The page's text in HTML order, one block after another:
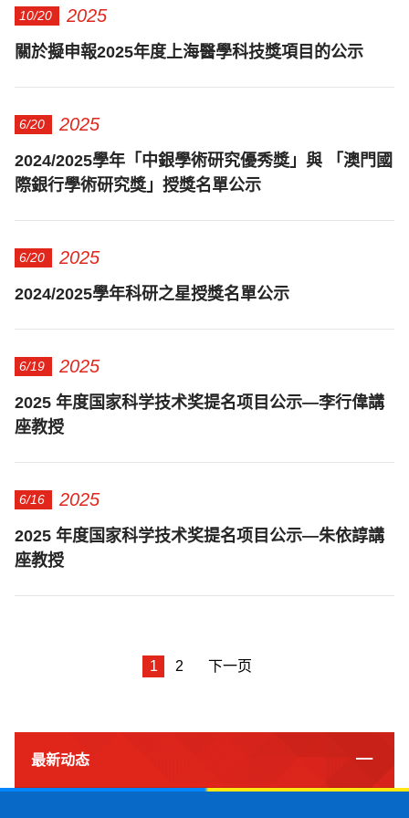
10/20 2025
關於擬申報2025年度上海醫學科技獎項目的公示
6/20 2025
2024/2025學年「中銀學術研究優秀獎」與 「澳門國
際銀行學術研究獎」授獎名單公示
6/20 2025
2024/2025學年科研之星授獎名單公示
6/19 2025
2025 年度国家科学技术奖提名项目公示—李行偉講
座教授
6/16 2025
2025 年度国家科学技术奖提名项目公示—朱依諄講
座教授
1 2 下一页
最新动态